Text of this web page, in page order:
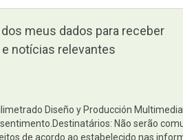
meus dados para receber
notícias relevantes
Diseño y Producción
Não serão
de acordo ao estabelecido nas